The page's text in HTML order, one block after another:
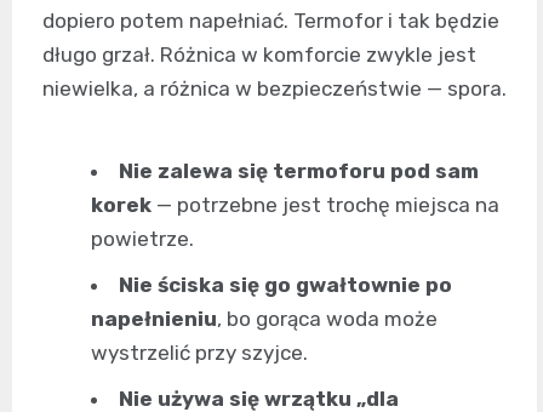
dopiero potem napełniać. Termofor i tak będzie
długo grzał. Różnica w komforcie zwykle jest
niewielka, a różnica w bezpieczeństwie — spora.
Nie zalewa się termoforu pod sam
korek — potrzebne jest trochę miejsca na
powietrze.
Nie ściska się go gwałtownie po
napełnieniu, bo gorąca woda może
wystrzelić przy szyjce.
Nie używa się wrzątku „dla